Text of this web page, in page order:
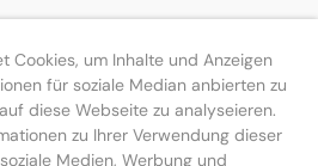
Cookies, um Inhalte und Anzeigen
für soziale Median anbierten zu
diese Webseite zu analyseieren.
zu Ihrer Verwendung dieser
Medien, Werbung und